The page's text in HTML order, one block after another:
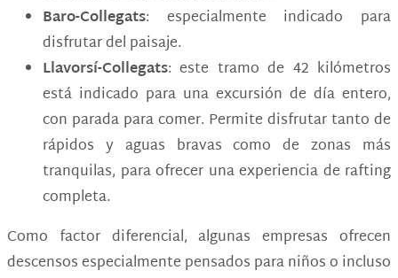
Baro-Collegats: especialmente indicado para
disfrutar del paisaje.
Llavorsí-Collegats: este tramo de 42 kilómetros
está indicado para una excursión de día entero,
con parada para comer. Permite disfrutar tanto de
rápidos y aguas bravas como de zonas más
tranquilas, para ofrecer una experiencia de rafting
completa.
Como factor diferencial, algunas empresas ofrecen
descensos especialmente pensados para niños o incluso